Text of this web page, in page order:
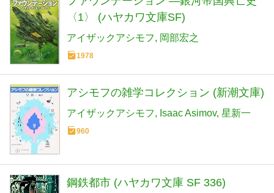
〈1〉 (ハヤカワ文庫SF)
アイザックアシモフ 岡部宏之
1978
アシモフの雑学コレクション (新潮文庫)
アイザックアシモフ Isaac Asimov 星新一
960
鋼鉄都市 (ハヤカワ文庫 SF 336)